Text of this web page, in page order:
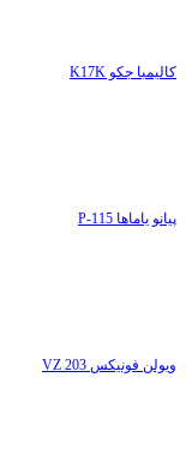
کالیمبا جکو K17K
پیانو یاماها P-115
ویولن فونیکس VZ 203